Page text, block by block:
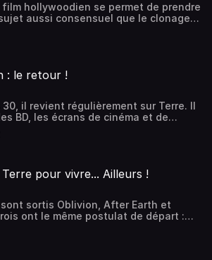
hollywoodien se permet de prendre
aussi consensuel que le clonage,
Sortie en 2004, Le Jour d'après
plus polémique : celui du
Écriture, montage et voix : Jérémy
: le retour !
il revient régulièrement sur Terre. Il
BD, les écrans de cinéma et de
vestimentaire aussi improbable
Superman est de retour. C'est
voix : Jérémy Quérenet.
pour vivre... Ailleurs !
sortis Oblivion, After Earth et
ont le même postulat de départ :
d’abandonner la Terre pour
aujourd'hui, ce n'est plus de gaité de